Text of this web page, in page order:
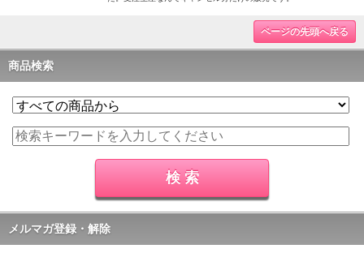
ページの先頭へ戻る
商品検索
メルマガ登録・解除